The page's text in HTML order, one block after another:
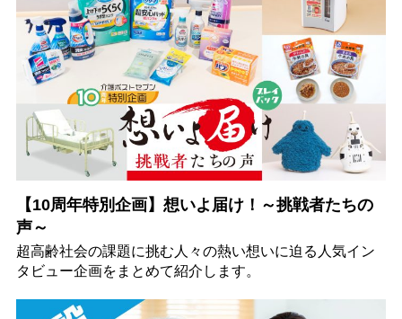
【10周年特別企画】想いよ届け！～挑戦者たちの
声～
超高齢社会の課題に挑む人々の熱い想いに迫る人気イン
タビュー企画をまとめて紹介します。